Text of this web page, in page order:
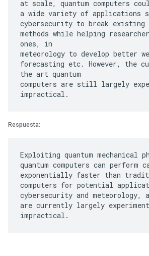
at scale, quantum computers
a wide variety of applications
cybersecurity to break existing
methods while helping
ones, in
meteorology to develop better
forecasting etc. However, the
the art quantum
computers are still largely
Respuesta:
Exploiting quantum mechanical
quantum computers can perform
exponentially faster than
computers for potential
cybersecurity and meteorology,
are currently largely